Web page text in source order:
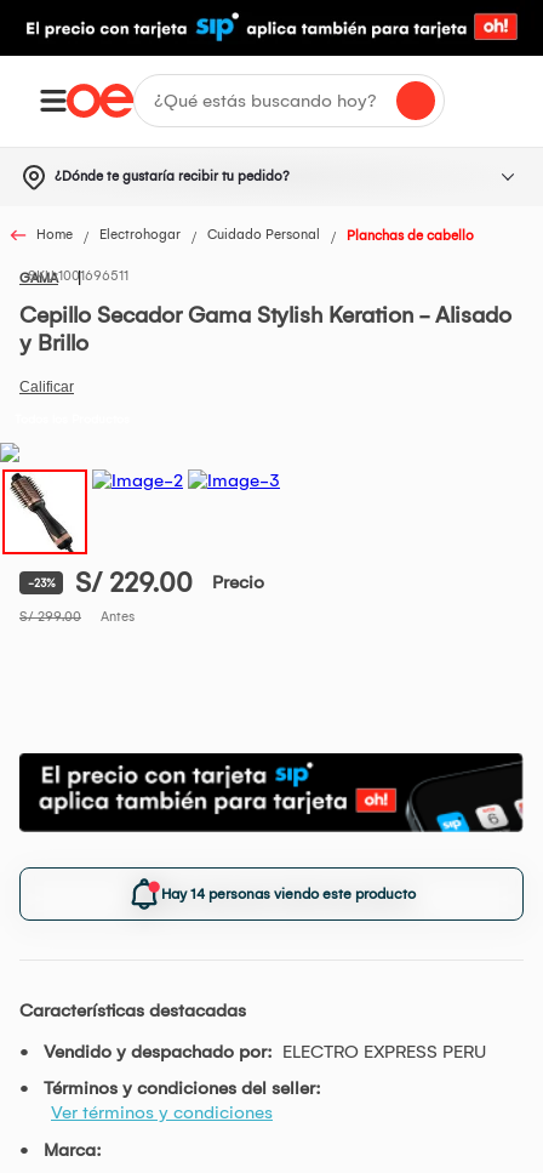
¿Dónde te gustaría recibir tu pedido?
Home Electrohogar Cuidado Personal Planchas de cabello
GAMA1001696511
Cepillo Secador Gama Stylish Keration - Alisado
y Brillo
-23% S/ 229.00 Precio
S/ 299.00 Antes
Hay 14 personas viendo este producto
Características destacadas
Vendido y despachado por: ELECTRO EXPRESS PERU
Términos y condiciones del seller:
Ver términos y condiciones
Marca: